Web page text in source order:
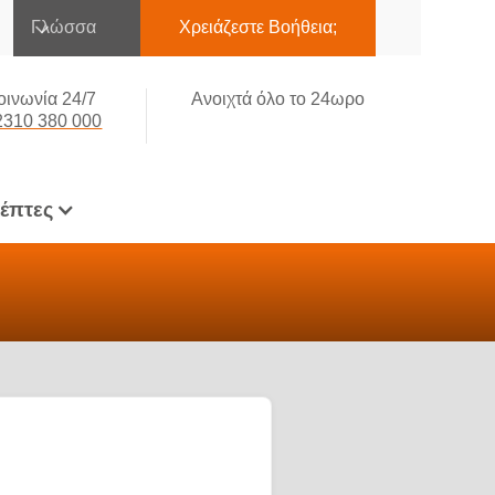
Γλώσσα Χρειάζεστε Βοήθεια;
24/7
380 000
Ανοιχτά όλο το 24ωρο